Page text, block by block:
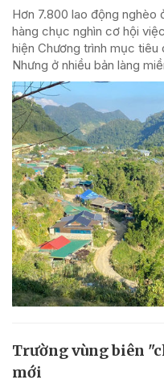
Hơn 7.800 lao động nghèo
hàng chục nghìn cơ hội
hiện Chương trình mục
Nhưng ở nhiều bản làng
Trường vùng biên
mới